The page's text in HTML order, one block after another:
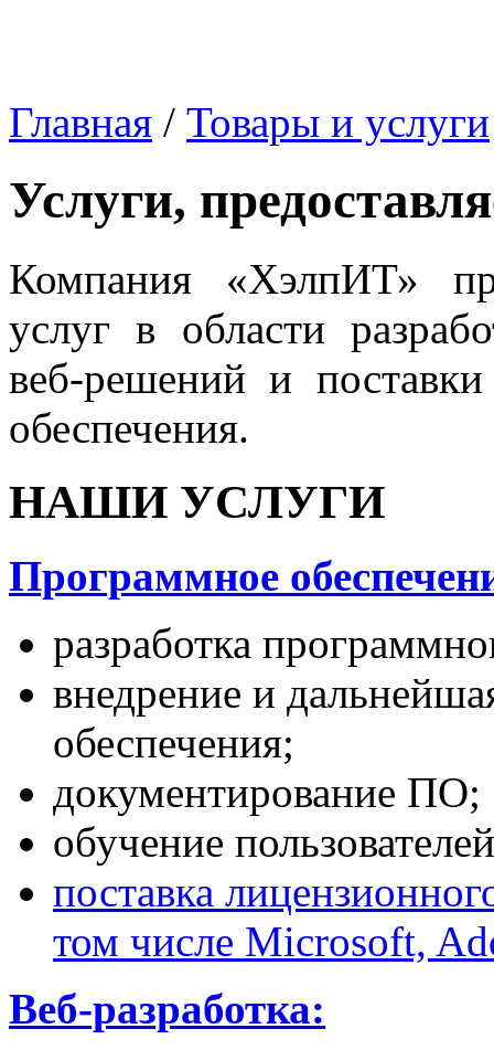
Главная / Товары и услуги
Услуги,
Компания «ХэлпИТ»
услуг в области
веб-решений и
обеспечения.
НАШИ УСЛУГИ
Программное
разработка
внедрение и
обеспечения;
документирование ПО;
обучение
поставка
том числе Microsoft,
Веб-разработка: